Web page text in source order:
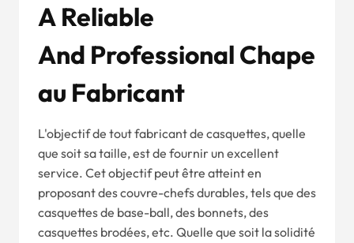
A ReLIAble
ANd PrOfessIonal Chape
Au Fabricant
L'objectif de tout fabricant de casquettes, quelle
que soit sa taille, est de fournir un excellent
service. Cet objectif peut être atteint en
proposant des couvre-chefs durables, tels que des
casquettes de base-ball, des bonnets, des
casquettes brodées, etc. Quelle que soit la solidité